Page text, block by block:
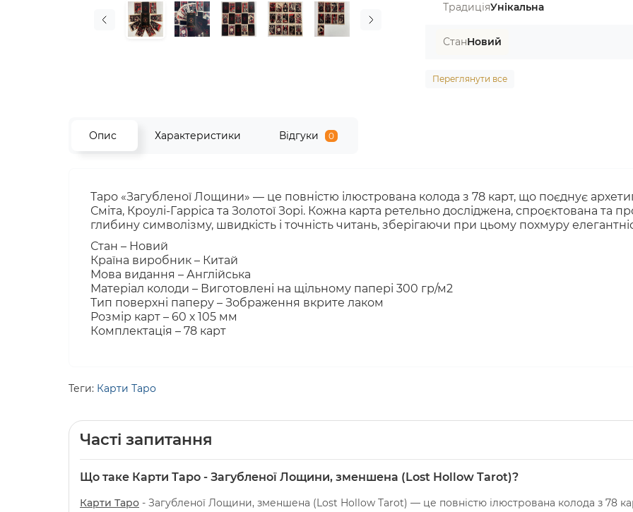
ТрадиціяУнікальна
СтанНовий
Переглянути все
Опис Характеристики Відгуки 0
Таро «Загубленої Лощини» — це повністю ілюстрована колода з 78 карт, що поєднує
Сміта, Кроулі-Гарріса та Золотої Зорі. Кожна карта ретельно досліджена, спроєктована та
глибину символізму, швидкість і точність читань, зберігаючи при цьому похмуру
Стан – Новий
Країна виробник – Китай
Мова видання – Англійська
Матеріал колоди – Виготовлені на щільному папері 300 гр/м2
Тип поверхні паперу – Зображення вкрите лаком
Розмір карт – 60 х 105 мм
Комплектація – 78 карт
Теги: Карти Таро
Часті запитання
Що таке Карти Таро - Загубленої Лощини, зменшена (Lost Hollow Tarot)?
Карти Таро - Загубленої Лощини, зменшена (Lost Hollow Tarot) — це повністю ілюстрована колода з 78